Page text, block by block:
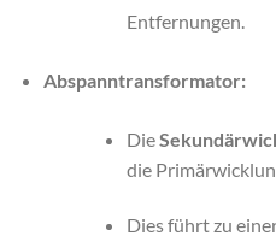
Entfernungen.
Abspanntransformator:
Die
die
Dies führt zu